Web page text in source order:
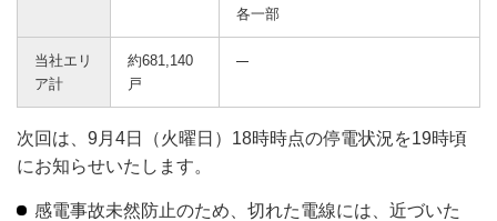
各一部
当社エリ
ア計
約681,140
戸
次回は、9月4日（火曜日）18時時点の停電状況を19時頃
にお知らせいたします。
感電事故未然防止のため、切れた電線には、近づいた